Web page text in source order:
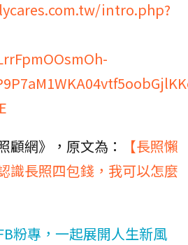
intro.php?
顧網》，原文為：
【長照懶
識長照四包錢，我可以怎麼
粉專，一起展開人生新風